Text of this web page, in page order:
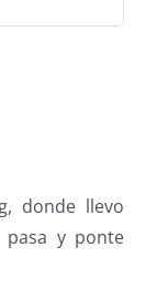
donde llevo
pasa y ponte